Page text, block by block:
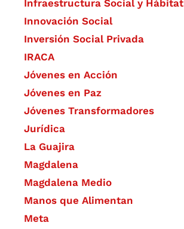
Infraestructura Social y Hábitat
​Innovación Social
Inversión Social Privada
IRACA
Jóvenes en Acción
Jóvenes en Paz
Jóvenes Transformadores
Jurídica
La Guajira
Magdalena
Magdalena Medio
Manos que Alimentan
Meta